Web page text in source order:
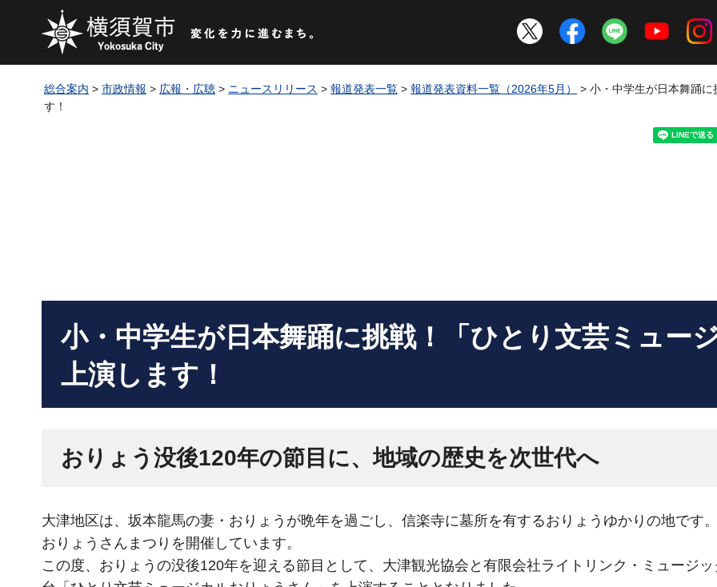
総合案内 > 市政情報 > 広報・広聴 > ニュースリリース > 報道発表一覧 > 報道発表資料一覧（2026年5月）
> 小・中学生が日本舞踊
す！
小・中学生が日本舞踊に挑戦！「ひとり文芸ミュー
上演します！
おりょう没後120年の節目に、地域の歴史を次世代へ
大津地区は、坂本龍馬の妻・おりょうが晩年を過ごし、信楽寺に墓所を有するおりょうゆかりの地です
おりょうさんまつりを開催しています。
この度、おりょうの没後120年を迎える節目として、大津観光協会と有限会社ライトリンク・ミュージ